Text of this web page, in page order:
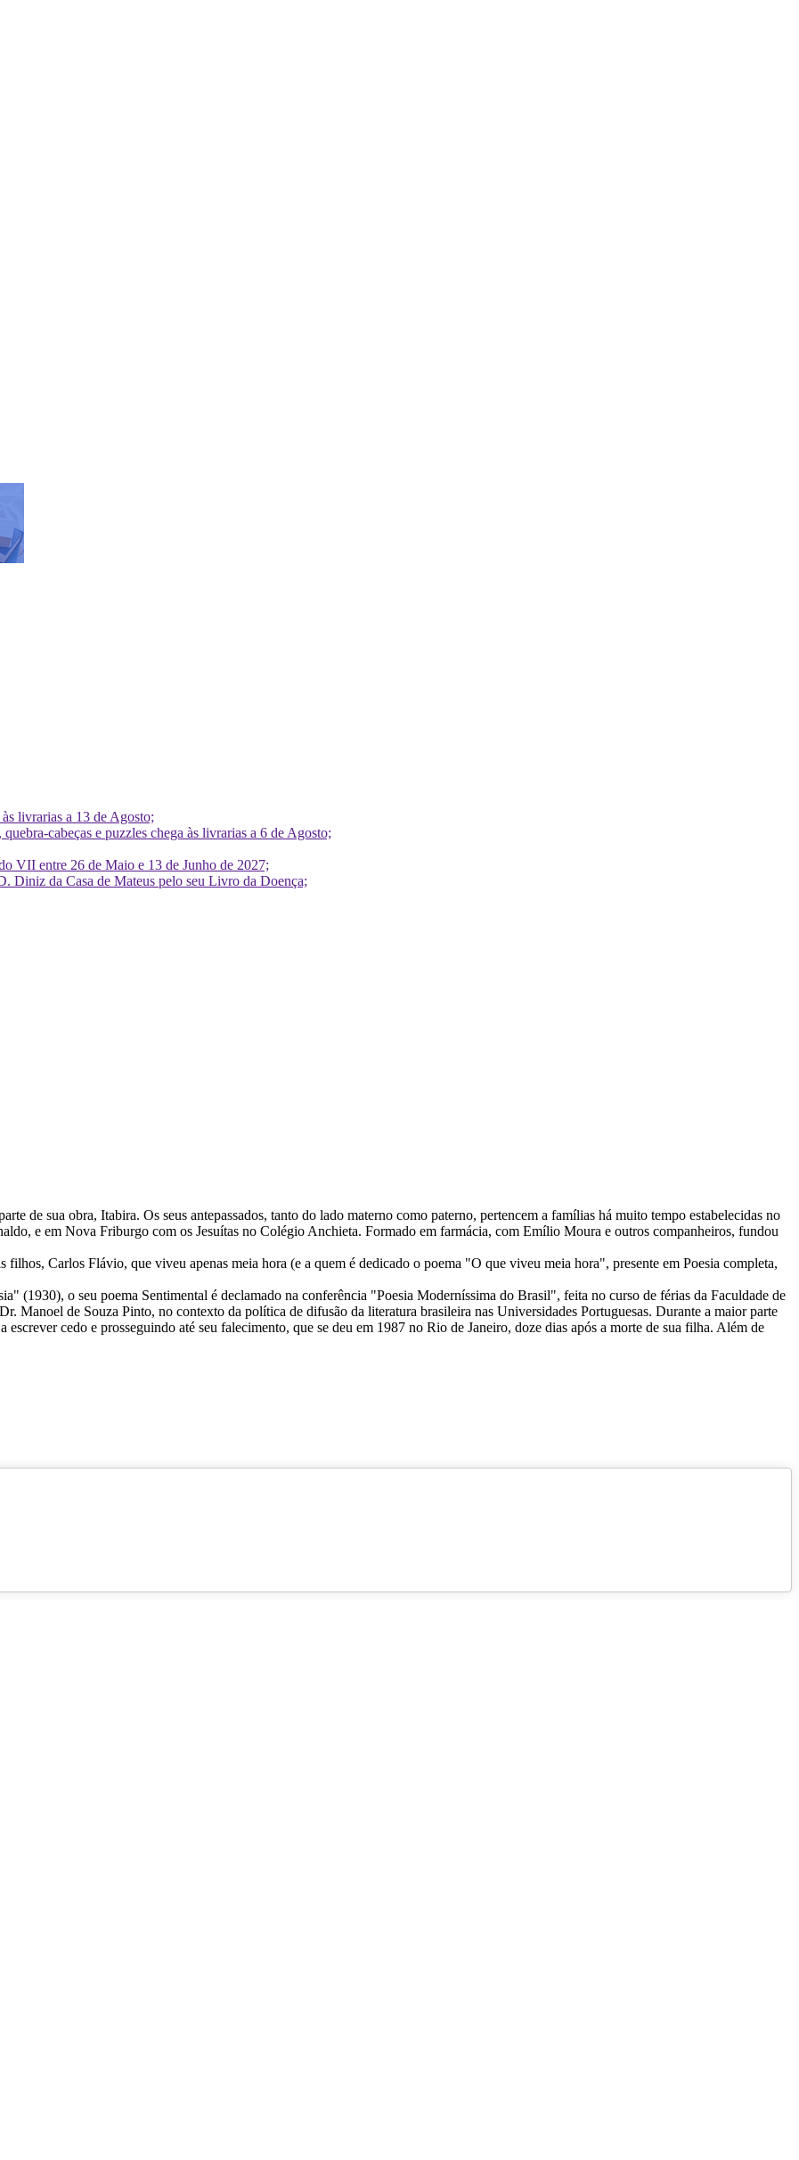
livrarias a 13 de Agosto;
cabeças e puzzles chega às livrarias a 6 de Agosto;
VII entre 26 de Maio e 13 de Junho de 2027;
Diniz da Casa de Mateus pelo seu Livro da Doença;
de sua obra, Itabira. Os seus antepassados, tanto do lado materno como paterno, pertencem a famílias há muito tempo estabelecidas no
e em Nova Friburgo com os Jesuítas no Colégio Anchieta. Formado em farmácia, com Emílio Moura e outros companheiros, fundou
Carlos Flávio, que viveu apenas meia hora (e a quem é dedicado o poema "O que viveu meia hora", presente em Poesia completa,
(1930), o seu poema Sentimental é declamado na conferência "Poesia Moderníssima do Brasil", feita no curso de férias da Faculdade de
Manoel de Souza Pinto, no contexto da política de difusão da literatura brasileira nas Universidades Portuguesas. Durante a maior parte
cedo e prosseguindo até seu falecimento, que se deu em 1987 no Rio de Janeiro, doze dias após a morte de sua filha. Além de